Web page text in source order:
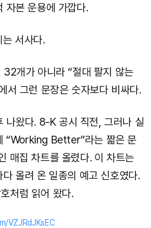
자본 운용에 가깝다.
서사다.
개가 아니라 “절대 팔지 않는
서 그런 문장은 숫자보다 비싸다.
나왔다. 8-K 공시 직전, 그러나 실
“Working Better”라는 짧은 문
매집 차트를 올렸다. 이 차트는
올려 온 일종의 예고 신호였다.
처럼 읽어 왔다.
VZJRdJKsEC